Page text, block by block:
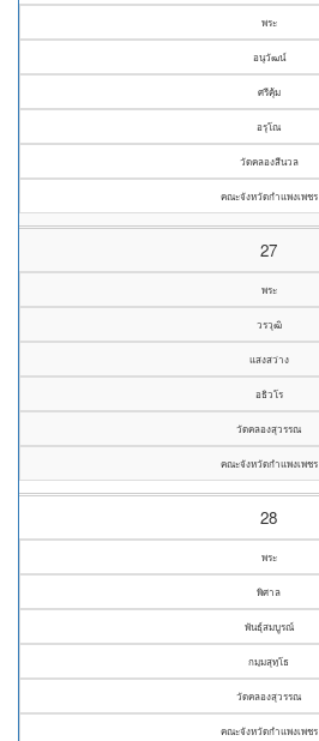
พระ
อนุวัฒน์
ศรีคุ้ม
อรุโณ
วัดคลองสีนวล
คณะจังหวัดกำแพงเพชร
27
พระ
วรวุฒิ
แสงสว่าง
อธิวโร
วัดคลองสุวรรณ
คณะจังหวัดกำแพงเพชร
28
พระ
พิศาล
พันธุ์สมบูรณ์
กมฺมสุทฺโธ
วัดคลองสุวรรณ
คณะจังหวัดกำแพงเพชร